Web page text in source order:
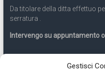
Gestisci
Da titolare della ditta effettuo
serratura .
Intervengo su appuntamento
Servizio 24 ore